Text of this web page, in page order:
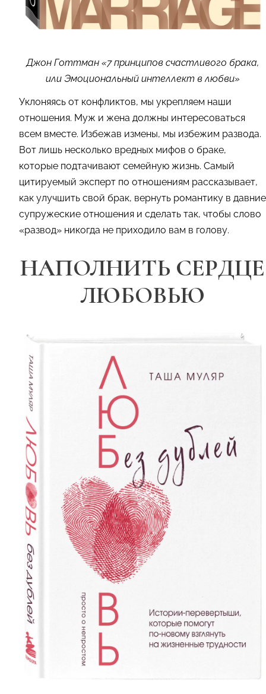
Джон Готтман «7 принципов счастливого брака,
или Эмоциональный интеллект в любви»
Уклоняясь от конфликтов, мы укрепляем наши
отношения. Муж и жена должны интересоваться
всем вместе. Избежав измены, мы избежим развода.
Вот лишь несколько вредных мифов о браке,
которые подтачивают семейную жизнь. Самый
цитируемый эксперт по отношениям рассказывает,
как улучшить свой брак, вернуть романтику в давние
супружеские отношения и сделать так, чтобы слово
«развод» никогда не приходило вам в голову.
НАПОЛНИТЬ СЕРДЦЕ
ЛЮБОВЬЮ